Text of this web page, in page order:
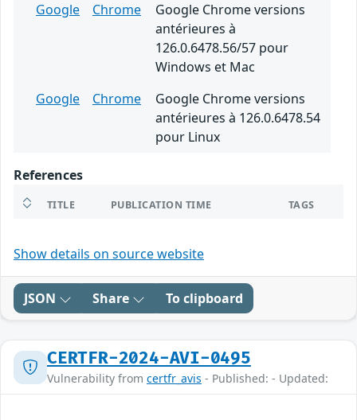
Google Chrome
Google Chrome versions
antérieures à
126.0.6478.56/57 pour
Windows et Mac
Google
Chrome
Google Chrome versions
antérieures à 126.0.6478.54
pour Linux
References
TITLE PUBLICATION TIME TAGS
Show details on source website
JSON Share To clipboard
CERTFR-2024-AVI-0495
Vulnerability from certfr_avis - Published: - Updated: